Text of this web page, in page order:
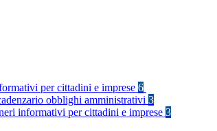
per cittadini e imprese 6
obblighi amministrativi 3
informativi per cittadini e imprese 3